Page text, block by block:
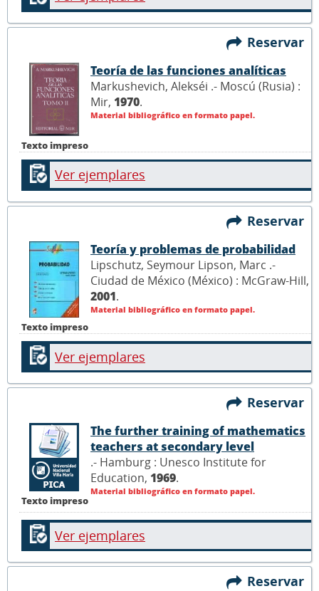
Reservar
Texto impreso
Teoría de las funciones analíticas
Markushevich, Alekséi .- Moscú (Rusia) :
Mir, 1970.
Material bibliográfico en formato papel.
Ver ejemplares
Reservar
Texto impreso
Teoría y problemas de probabilidad
Lipschutz, Seymour Lipson, Marc .-
Ciudad de México (México) : McGraw-Hill,
2001.
Material bibliográfico en formato papel.
Ver ejemplares
Reservar
Texto impreso
The further training of mathematics
teachers at secondary level
.- Hamburg : Unesco Institute for
Education, 1969.
Material bibliográfico en formato papel.
Ver ejemplares
Reservar